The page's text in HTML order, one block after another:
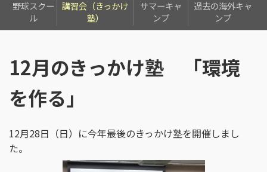
野球スクー
ル
講習会（きっかけ
塾）
サマーキャ
ンプ
過去の海外キャ
ンプ
12月のきっかけ塾 「環境
を作る」
12月28日（日）に今年最後のきっかけ塾を開催しまし
た。